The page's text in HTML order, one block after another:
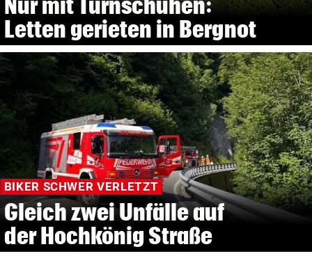
Letten gerieten in Bergnot
BIKER SCHWER VERLETZT
Gleich zwei Unfälle auf
der Hochkönig Straße